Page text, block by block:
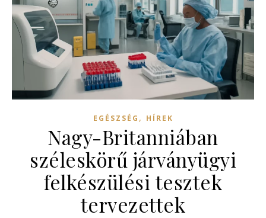
EGÉSZSÉG , HÍREK
Nagy-Britanniában
széleskörű járványügyi
felkészülési tesztek
tervezettek